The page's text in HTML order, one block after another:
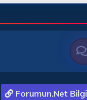
Forumun.Net